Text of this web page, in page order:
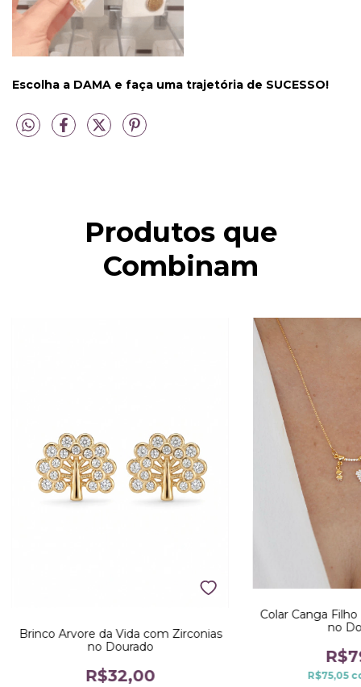
Escolha a DAMA e faça uma trajetória de SUCESSO!
Produtos que
Combinam
Brinco Arvore da Vida com Zirconias
no Dourado
R$32,00
Colar Canga
no
R$75,05